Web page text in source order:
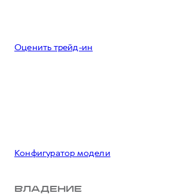
Оценить трейд-ин
Конфигуратор модели
ВЛАДЕНИЕ